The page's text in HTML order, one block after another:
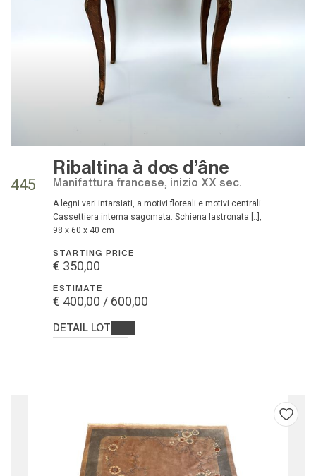
445
Ribaltina à dos d'âne
Manifattura francese, inizio XX sec.
a legni vari intarsiati, a motivi floreali e motivi centrali.
Cassettiera interna sagomata. Schiena lastronata [..],
98 x 60 x 40 cm
STARTING PRICE
€ 350,00
ESTIMATE
€ 400,00 / 600,00
DETAIL LOT